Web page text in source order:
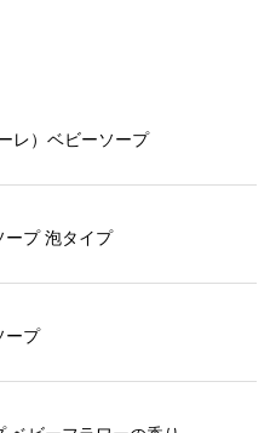
レ）ベビーソープ
ープ 泡タイプ
ープ